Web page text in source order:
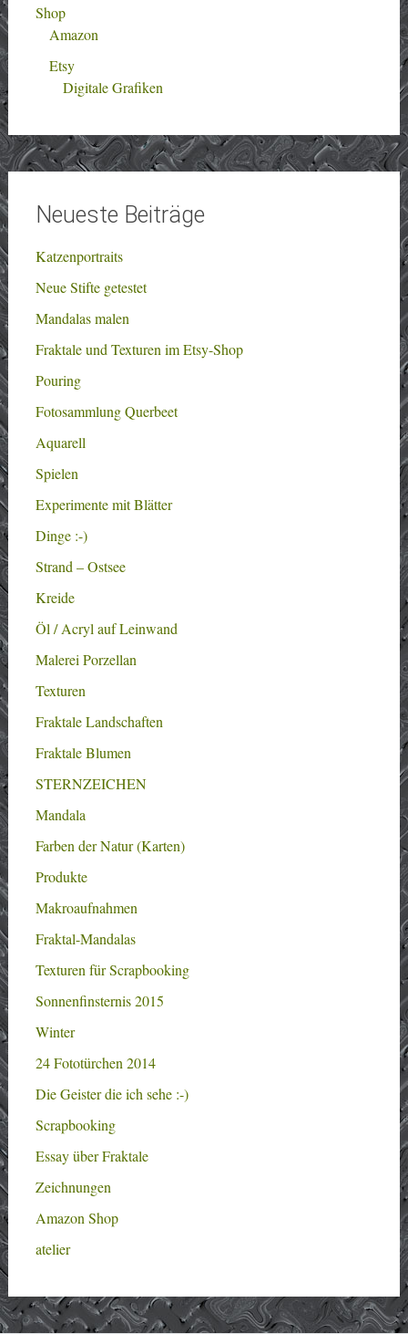
Shop
Amazon
Etsy
Digitale Grafiken
Neueste Beiträge
Katzenportraits
Neue Stifte getestet
Mandalas malen
Fraktale und Texturen im Etsy-Shop
Pouring
Fotosammlung Querbeet
Aquarell
Spielen
Experimente mit Blätter
Dinge :-)
Strand – Ostsee
Kreide
Öl / Acryl auf Leinwand
Malerei Porzellan
Texturen
Fraktale Landschaften
Fraktale Blumen
STERNZEICHEN
Mandala
Farben der Natur (Karten)
Produkte
Makroaufnahmen
Fraktal-Mandalas
Texturen für Scrapbooking
Sonnenfinsternis 2015
Winter
24 Fototürchen 2014
Die Geister die ich sehe :-)
Scrapbooking
Essay über Fraktale
Zeichnungen
Amazon Shop
atelier